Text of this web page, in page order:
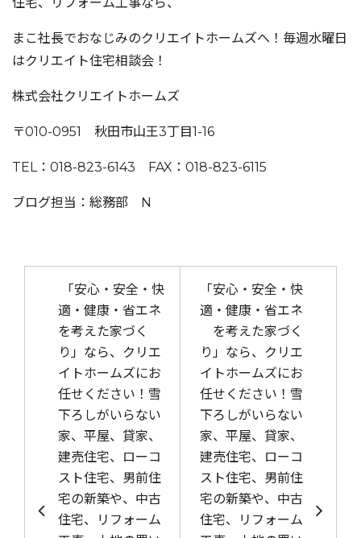
まこ社長でおなじみのクリエイトホームズへ！毎週水曜日
はクリエイト住宅相談会！
株式会社クリエイトホームズ
〒010-0951 秋田市山王3丁目1-16
TEL：018-823-6143 FAX：018-823-6115
ブログ担当：総務部 N
投稿ナビゲーション
「安心・安全・快
適・健康・省エネ
を考えた家づく
り」なら、クリエ
イトホームズにお
任せください！雪
下ろしがいらない
家、平屋、貸家、
建売住宅、ローコ
スト住宅、男前住
宅の新築や、中古
住宅、リフォーム
「安心・安全・快
適・健康・省エネ
を考えた家づく
り」なら、クリエ
イトホームズにお
任せください！雪
下ろしがいらない
家、平屋、貸家、
建売住宅、ローコ
スト住宅、男前住
宅の新築や、中古
住宅、リフォーム